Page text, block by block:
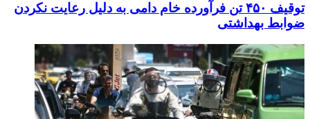
توقیف ۴۵۰ تن فرآورده خام دامی به دلیل رعایت نکردن
ضوابط بهداشتی